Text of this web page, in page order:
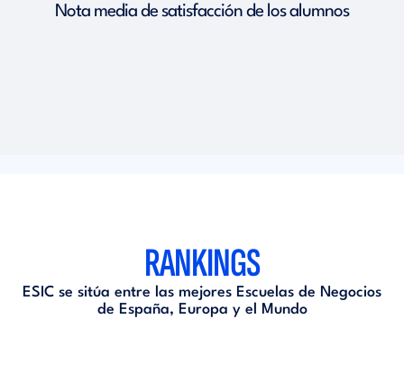
Nota media de satisfacción de los alumnos
RANKINGS
ESIC se sitúa entre las mejores Escuelas de Negocios
de España, Europa y el Mundo